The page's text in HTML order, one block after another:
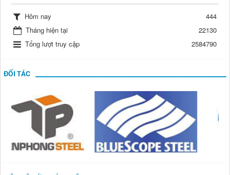
Hôm nay
444
Tháng hiện tại
22130
Tổng lượt truy cập
2584790
ĐỐI TÁC